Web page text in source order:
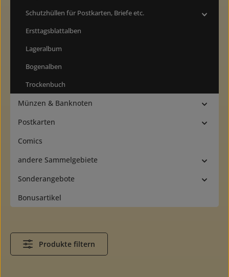
Schutzhüllen für Postkarten, Briefe etc.
Ersttagsblattalben
Lageralbum
Bogenalben
Trockenbuch
Münzen & Banknoten
Postkarten
Comics
andere Sammelgebiete
Sonderangebote
Bonusartikel
Produkte filtern